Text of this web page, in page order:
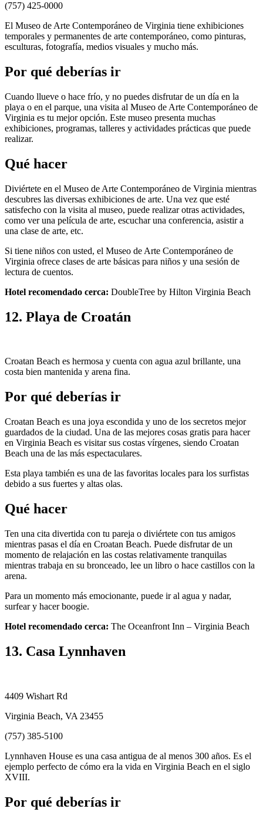
(757) 425-0000
El Museo de Arte Contemporáneo de Virginia tiene exhibiciones
temporales y permanentes de arte contemporáneo, como pinturas,
esculturas, fotografía, medios visuales y mucho más.
Por qué deberías ir
Cuando llueve o hace frío, y no puedes disfrutar de un día en la
playa o en el parque, una visita al Museo de Arte Contemporáneo de
Virginia es tu mejor opción. Este museo presenta muchas
exhibiciones, programas, talleres y actividades prácticas que puede
realizar.
Qué hacer
Diviértete en el Museo de Arte Contemporáneo de Virginia mientras
descubres las diversas exhibiciones de arte. Una vez que esté
satisfecho con la visita al museo, puede realizar otras actividades,
como ver una película de arte, escuchar una conferencia, asistir a
una clase de arte, etc.
Si tiene niños con usted, el Museo de Arte Contemporáneo de
Virginia ofrece clases de arte básicas para niños y una sesión de
lectura de cuentos.
Hotel recomendado cerca: DoubleTree by Hilton Virginia Beach
12. Playa de Croatán
Croatan Beach es hermosa y cuenta con agua azul brillante, una
costa bien mantenida y arena fina.
Por qué deberías ir
Croatan Beach es una joya escondida y uno de los secretos mejor
guardados de la ciudad. Una de las mejores cosas gratis para hacer
en Virginia Beach es visitar sus costas vírgenes, siendo Croatan
Beach una de las más espectaculares.
Esta playa también es una de las favoritas locales para los surfistas
debido a sus fuertes y altas olas.
Qué hacer
Ten una cita divertida con tu pareja o diviértete con tus amigos
mientras pasas el día en Croatan Beach. Puede disfrutar de un
momento de relajación en las costas relativamente tranquilas
mientras trabaja en su bronceado, lee un libro o hace castillos con la
arena.
Para un momento más emocionante, puede ir al agua y nadar,
surfear y hacer boogie.
Hotel recomendado cerca: The Oceanfront Inn – Virginia Beach
13. Casa Lynnhaven
4409 Wishart Rd
Virginia Beach, VA 23455
(757) 385-5100
Lynnhaven House es una casa antigua de al menos 300 años. Es el
ejemplo perfecto de cómo era la vida en Virginia Beach en el siglo
XVIII.
Por qué deberías ir